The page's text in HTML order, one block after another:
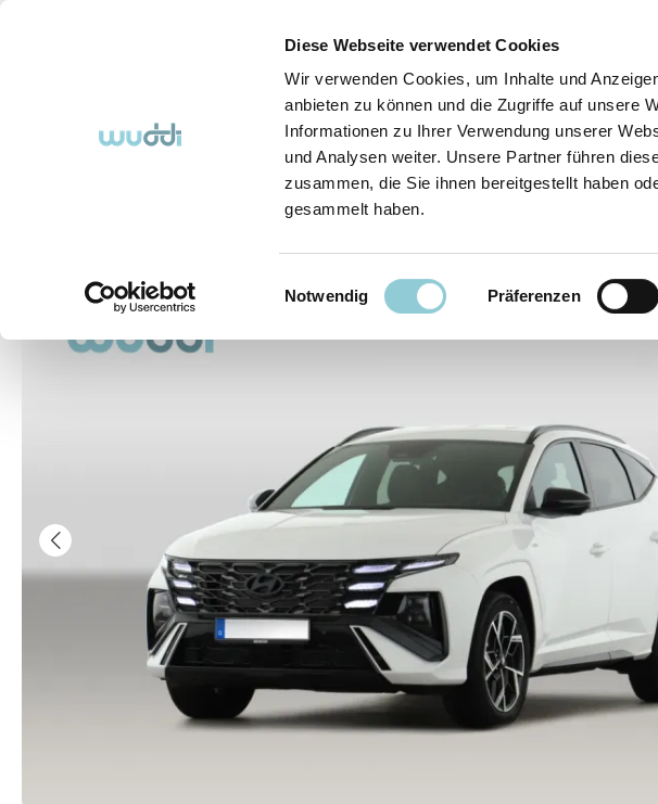
Diese Webseite verwendet Cookies
Wir verwenden Cookies, um Inhalte und
anbieten zu können und die Zugriffe auf unsere
Informationen zu Ihrer Verwendung unserer
und Analysen weiter. Unsere Partner führen
zusammen, die Sie ihnen bereitgestellt haben
gesammelt haben.
Einwilligungsauswahl
Notwendig Präferenzen
Abo-Fahrzeuge So funktioniert's (FAQ) Über Uns Kontakt
Bildergalerie überspringen